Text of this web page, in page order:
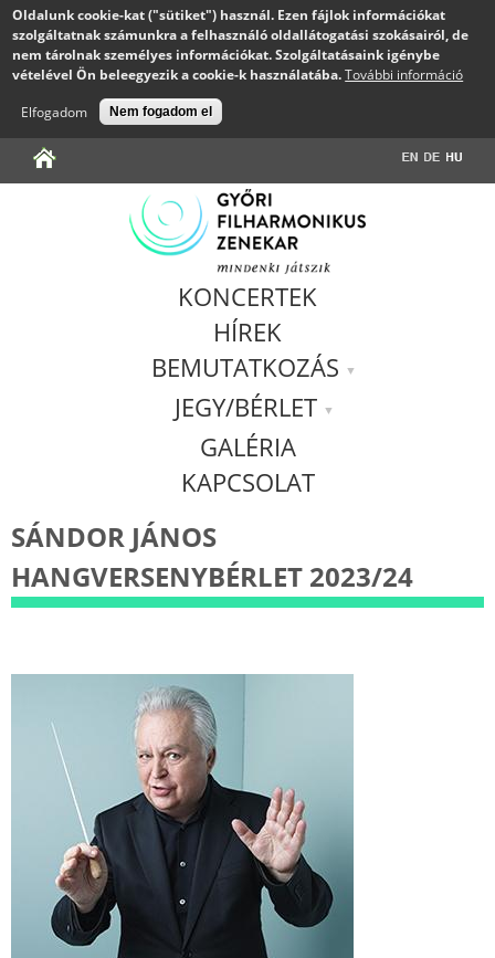
Oldalunk cookie-kat ("sütiket") használ. Ezen fájlok információkat
szolgáltatnak számunkra a felhasználó oldallátogatási szokásairól, de
nem tárolnak személyes információkat. Szolgáltatásaink igénybe
vételével Ön beleegyezik a cookie-k használatába.További információ
Elfogadom
Nem fogadom el
KONCERTEK
HÍREK
BEMUTATKOZÁS
JEGY/BÉRLET
GALÉRIA
KAPCSOLAT
SÁNDOR JÁNOS
HANGVERSENYBÉRLET 2023/24